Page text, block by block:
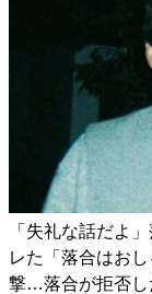
「失礼な話だよ
レた「落合はお
撃…落合が拒否し